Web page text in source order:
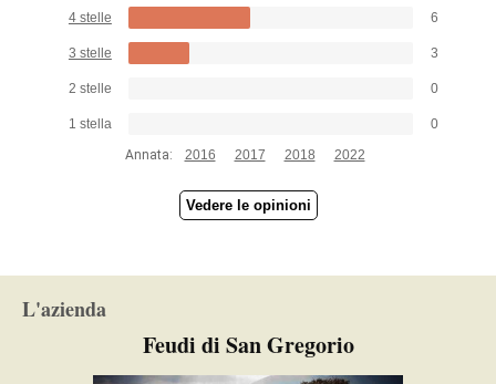
4 stelle 6
3 stelle 3
2 stelle 0
1 stella
0
Annata:
2016 2017 2018 2022
Vedere le opinioni
L'azienda
Feudi di San Gregorio